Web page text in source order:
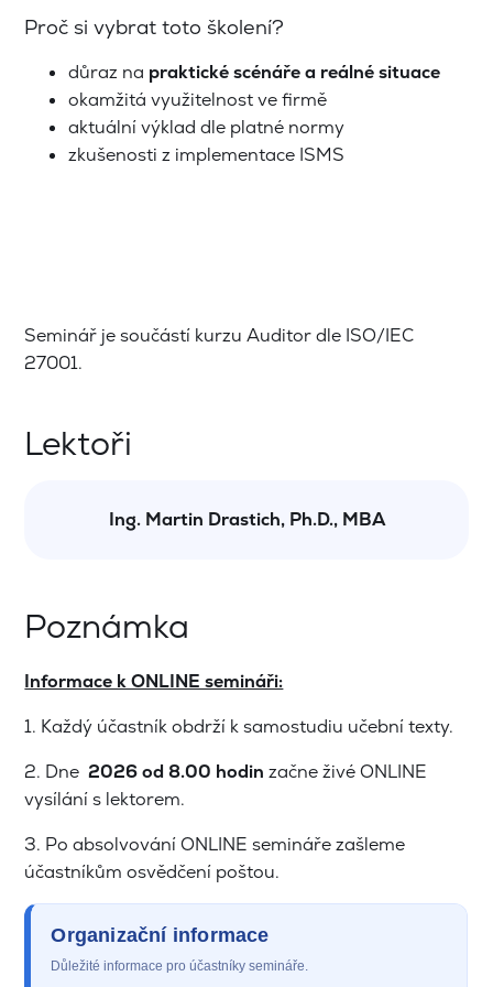
Proč si vybrat toto školení?
důraz na praktické scénáře a reálné situace
okamžitá využitelnost ve firmě
aktuální výklad dle platné normy
zkušenosti z implementace ISMS
Seminář je součástí kurzu Auditor dle ISO/IEC
27001.
Lektoři
Ing. Martin Drastich, Ph.D., MBA
Poznámka
Informace k ONLINE semináři:
1. Každý účastník obdrží k samostudiu učební texty.
2. Dne 2026od 8.00 hodin začne živé ONLINE
vysílání s lektorem.
3. Po absolvování ONLINE semináře zašleme
účastníkům osvědčení poštou.
Organizační informace
Důležité informace pro účastníky semináře.